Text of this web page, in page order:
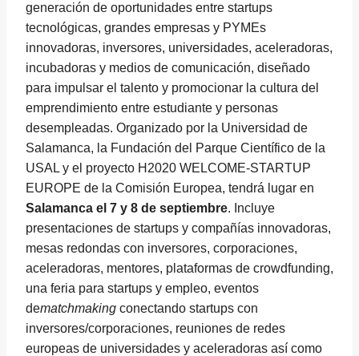
generación de oportunidades entre startups
tecnológicas, grandes empresas y PYMEs
innovadoras, inversores, universidades, aceleradoras,
incubadoras y medios de comunicación, diseñado
para impulsar el talento y promocionar la cultura del
emprendimiento entre estudiante y personas
desempleadas. Organizado por la Universidad de
Salamanca, la Fundación del Parque Científico de la
USAL y el proyecto H2020 WELCOME-STARTUP
EUROPE de la Comisión Europea, tendrá lugar en
Salamanca el 7 y 8 de septiembre. Incluye
presentaciones de startups y compañías innovadoras,
mesas redondas con inversores, corporaciones,
aceleradoras, mentores, plataformas de crowdfunding,
una feria para startups y empleo, eventos
dematchmaking conectando startups con
inversores/corporaciones, reuniones de redes
europeas de universidades y aceleradoras así como